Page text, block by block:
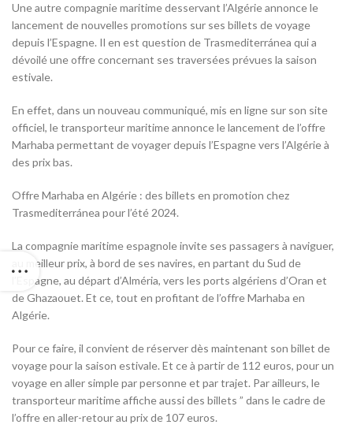
Une autre compagnie maritime desservant l’Algérie annonce le
lancement de nouvelles promotions sur ses billets de voyage
depuis l’Espagne. Il en est question de Trasmediterránea qui a
dévoilé une offre concernant ses traversées prévues la saison
estivale.
En effet, dans un nouveau communiqué, mis en ligne sur son site
officiel, le transporteur maritime annonce le lancement de l’offre
Marhaba permettant de voyager depuis l’Espagne vers l’Algérie à
des prix bas.
Offre Marhaba en Algérie : des billets en promotion chez
Trasmediterránea pour l’été 2024.
La compagnie maritime espagnole invite ses passagers à naviguer,
au meilleur prix, à bord de ses navires, en partant du Sud de
l’Espagne, au départ d’Alméria, vers les ports algériens d’Oran et
de Ghazaouet. Et ce, tout en profitant de l’offre Marhaba en
Algérie.
Pour ce faire, il convient de réserver dès maintenant son billet de
voyage pour la saison estivale. Et ce à partir de 112 euros, pour un
voyage en aller simple par personne et par trajet. Par ailleurs, le
transporteur maritime affiche aussi des billets ” dans le cadre de
l’offre en aller-retour au prix de 107 euros.